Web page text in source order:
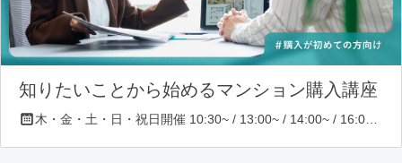
知りたいことから始めるマンション購入講座